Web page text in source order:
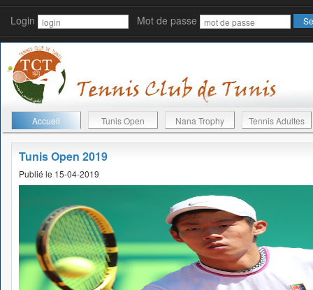
Login Mot de passe
Accueil Tunis Open Nana Trophy Tennis Adultes
Tunis Open 2019
Publié le 15-04-2019